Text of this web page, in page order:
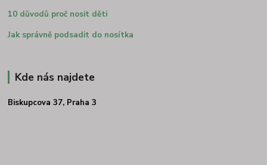
10 důvodů proč nosit děti
Jak správně podsadit do nosítka
Kde nás najdete
Biskupcova 37, Praha 3